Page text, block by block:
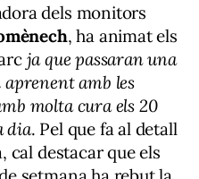
dels monitors
, ha animat els
ja que passaran una
amb les
molta cura els 20
dia. Pel que fa al detall
cal destacar que els